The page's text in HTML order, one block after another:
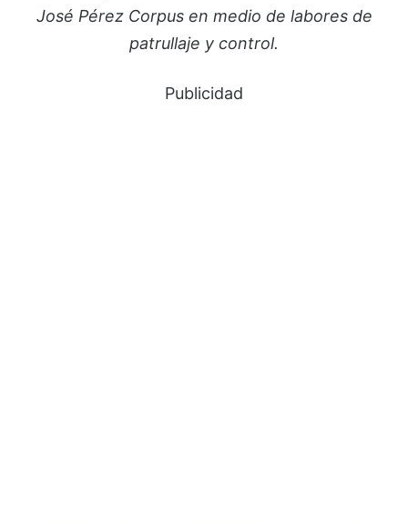
José Pérez Corpus en medio de labores de
patrullaje y control.
Publicidad